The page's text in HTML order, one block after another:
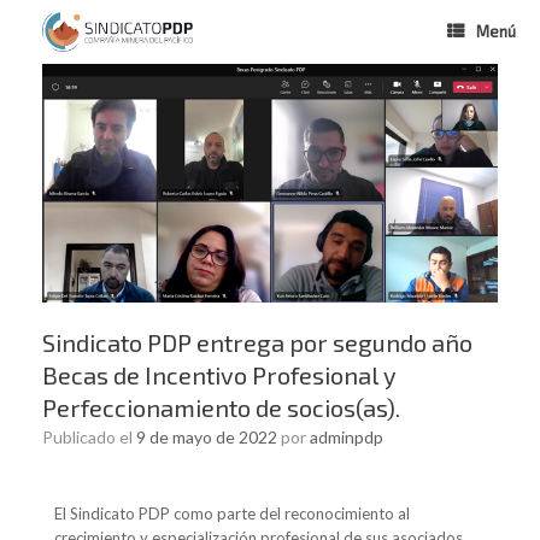
Menú
Sindicato PDP entrega por segundo año
Becas de Incentivo Profesional y
Perfeccionamiento de socios(as).
Publicado el 9 de mayo de 2022 poradminpdp
El Sindicato PDP como parte del reconocimiento al